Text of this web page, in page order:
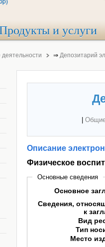
и услуги
⇒ Депозитарий
Описание
Физическое
Основные сведения
Основное
Сведения,
к
Вид
Тип
Место